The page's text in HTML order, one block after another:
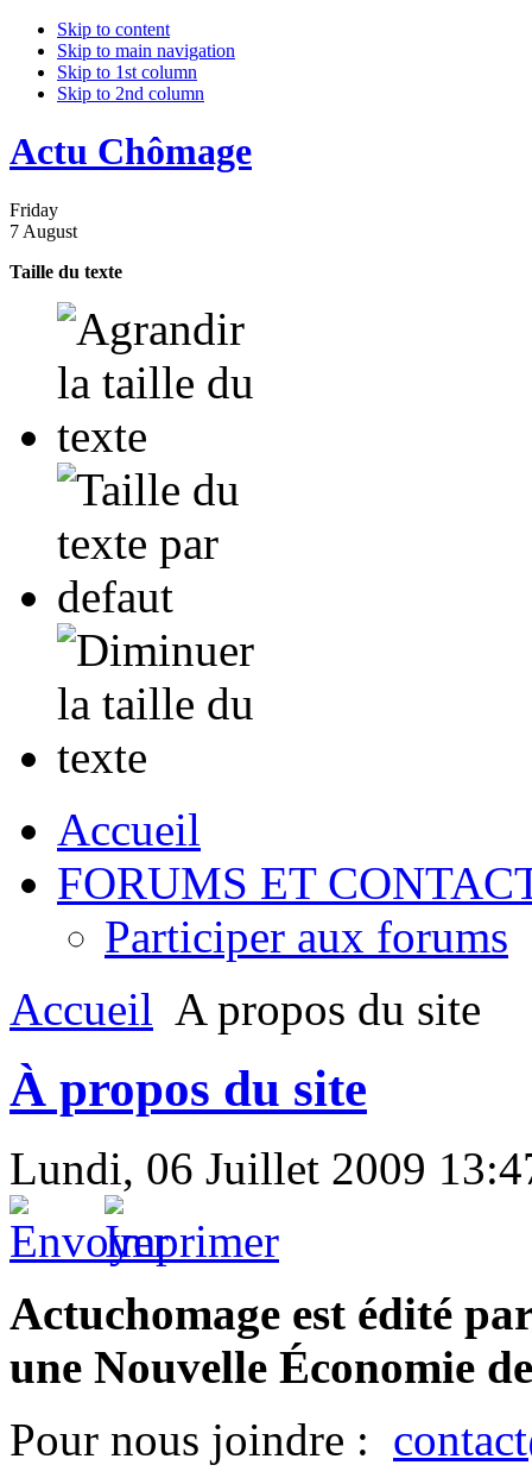
Skip to content
Skip to main navigation
Skip to 1st column
Skip to 2nd column
Actu Chômage
Friday
7 August
Taille du texte
Accueil
FORUMS ET
Participer aux forums
Accueil A propos du site
À propos du site
Lundi, 06 Juillet 2009
Actuchomage est édité
une Nouvelle Économie
Pour nous joindre :